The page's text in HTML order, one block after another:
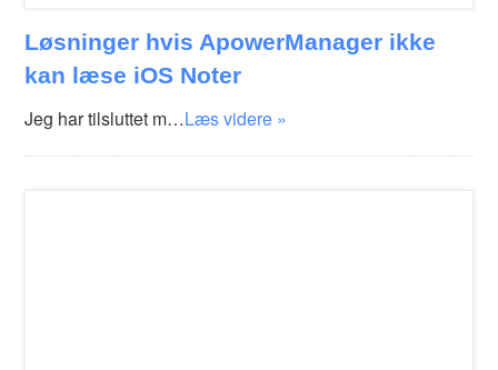
Løsninger hvis ApowerManager ikke
kan læse iOS Noter
Jeg har tilsluttet m…Læs videre »